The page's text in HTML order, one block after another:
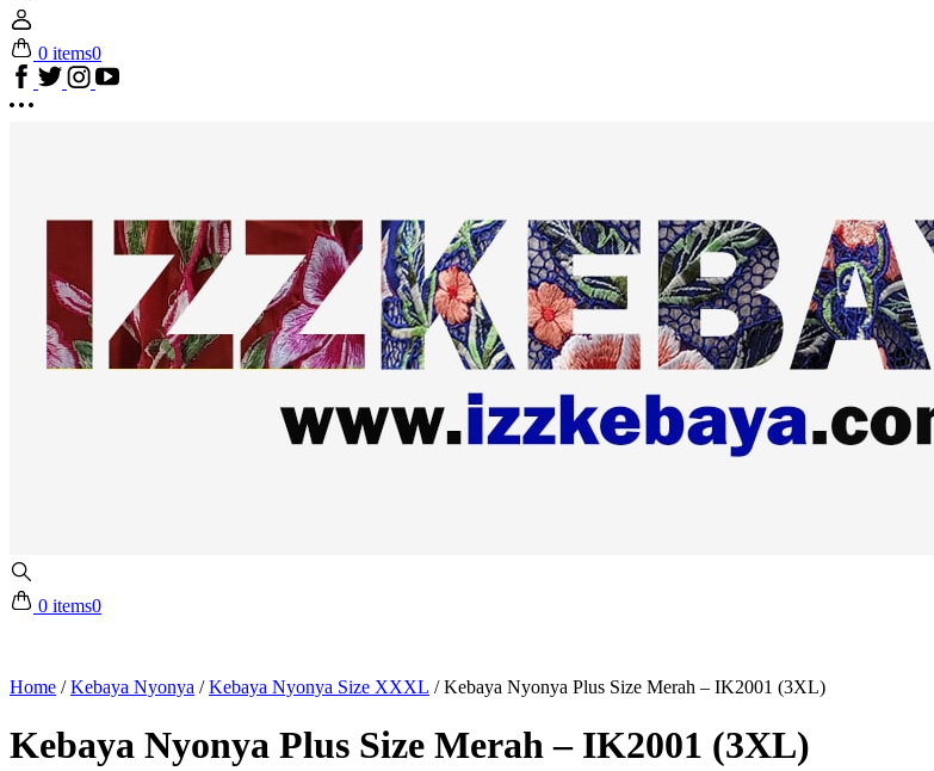
0 items0
0 items0
Home /Kebaya Nyonya /Kebaya Nyonya Size XXXL /Kebaya Nyonya Plus Size Merah – IK2001 (3XL)
Kebaya Nyonya Plus Size Merah – IK2001 (3XL)